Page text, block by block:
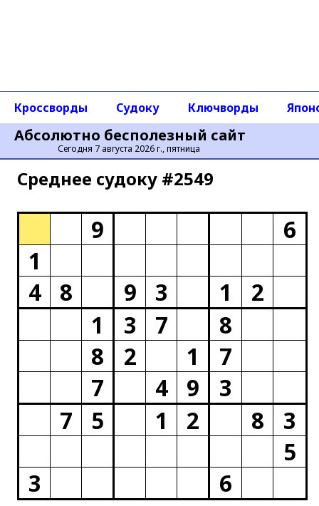
Абсолютно бесполезный сайт
Сегодня 7 августа 2026 г., пятница
Кроссворды Судоку Ключворды
Среднее cудоку #2549
9
6
1
4
8 9 3 1
2
1
3 7
8
8
2 1
7
7
4 9
3
7
5 1 2 8
3
5
3
6